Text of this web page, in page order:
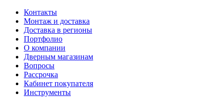
Контакты
Монтаж и доставка
Доставка в регионы
Портфолио
О компании
Дверным магазинам
Вопросы
Рассрочка
Кабинет покупателя
Инструменты